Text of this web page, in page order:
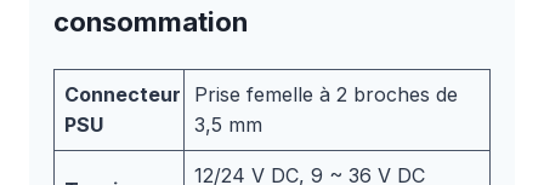
consommation
Connecteur
PSU
Prise femelle à 2 broches de
3,5 mm
12/24 V DC, 9 ~ 36 V DC